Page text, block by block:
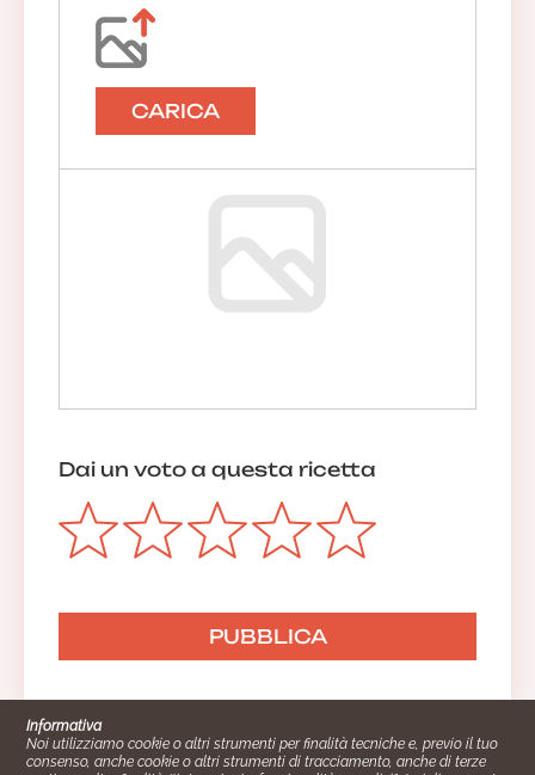
CARICA
Dai un voto a questa ricetta
Informativa
Noi utilizziamo cookie o altri strumenti per finalità tecniche e, previo il tuo
consenso, anche cookie o altri strumenti di tracciamento, anche di terze